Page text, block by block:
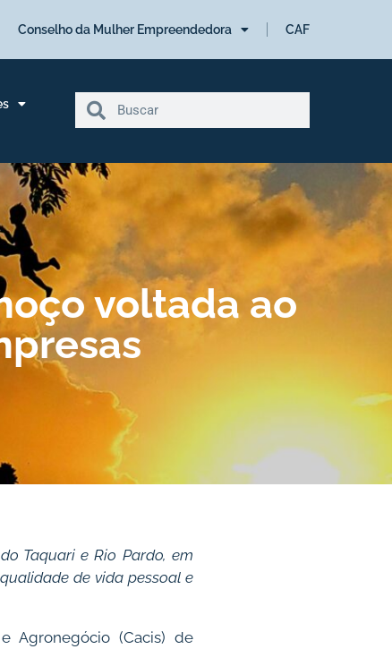
Conselho da Mulher Empreendedora CAF
voltada ao
Taquari e Rio Pardo, em
de vida pessoal e
Agronegócio (Cacis) de